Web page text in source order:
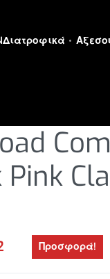
Διατροφικά
Προσφορά!